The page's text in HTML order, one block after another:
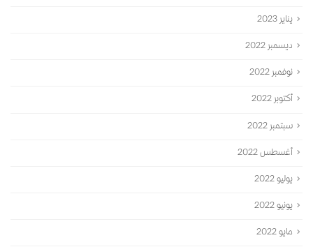
يناير 2023
ديسمبر 2022
نوفمبر 2022
أكتوبر 2022
سبتمبر 2022
أغسطس 2022
يوليو 2022
يونيو 2022
مايو 2022